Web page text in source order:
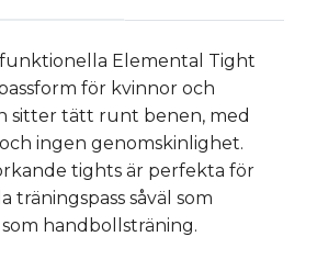
Elemental Tight
för kvinnor och
sitter tätt runt benen, med
ingen genomskinlighet.
tights är perfekta för
träningspass såväl som
handbollsträning.